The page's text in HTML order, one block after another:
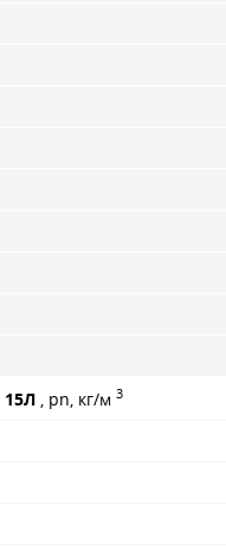
15Л , pn, кг/м 3